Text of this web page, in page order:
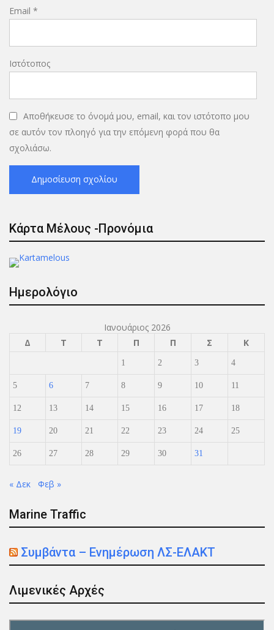
Email *
Ιστότοπος
Αποθήκευσε το όνομά μου, email, και τον ιστότοπο μου
σε αυτόν τον πλοηγό για την επόμενη φορά που θα
σχολιάσω.
Κάρτα Μέλους -Προνόμια
Ημερολόγιο
Ιανουάριος 2026
Δ
Τ Τ Π Π Σ Κ
1 2 3 4
5 6 7 8 9 10 11
12 13 14 15 16 17 18
19 20 21 22 23 24 25
26 27 28 29 30 31
« Δεκ Φεβ »
Marine Traffic
Συμβάντα – Ενημέρωση ΛΣ-ΕΛΑΚΤ
Λιμενικές Αρχές